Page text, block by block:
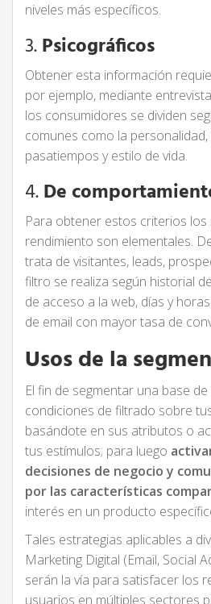
niveles más específicos.
3.Psicográficos
Obtener esta información
por ejemplo, mediante
los consumidores se dividen
comunes como la
pasatiempos y estilo de vida.
4.De
Para obtener estos criterios
rendimiento son elementales.
trata de visitantes, leads,
filtro se realiza según historial
de acceso a la web, días y
de email con mayor tasa de
Usos de la
El fin de segmentar una base
condiciones de filtrado sobre
basándote en sus atributos o
tus estímulos; para luego
decisiones de negocio y
por las características
interés en un producto
Tales estrategias aplicables a
Marketing Digital (Email, Social
serán la vía para satisfacer los
usuarios en múltiples sectores